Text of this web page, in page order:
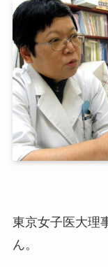
東京女子医大理
ん。